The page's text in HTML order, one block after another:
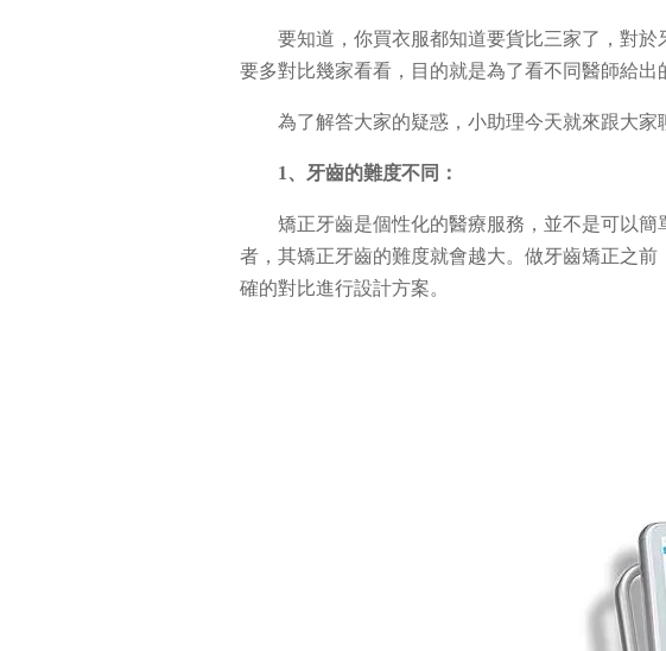
要知道，你買衣服都知道要貨比三家了，對
要多對比幾家看看，目的就是為了看不同醫師給出
為了解答大家的疑惑，小助理今天就來跟大家
1、牙齒的難度不同：
矯正牙齒是個性化的醫療服務，並不是可以
者，其矯正牙齒的難度就會越大。做牙齒矯正之
確的對比進行設計方案。